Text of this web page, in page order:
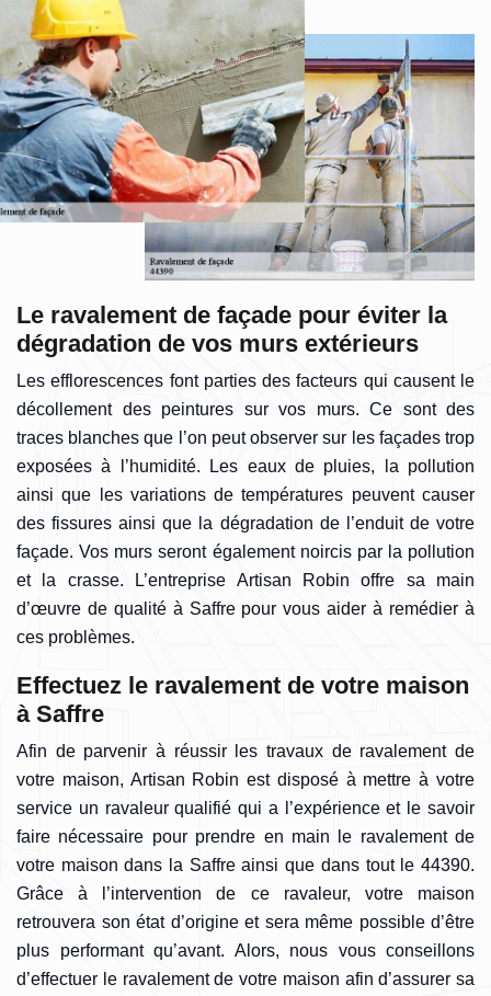
Le ravalement de façade pour éviter la
dégradation de vos murs extérieurs
Les efflorescences font parties des facteurs qui causent le
décollement des peintures sur vos murs. Ce sont des
traces blanches que l’on peut observer sur les façades trop
exposées à l’humidité. Les eaux de pluies, la pollution
ainsi que les variations de températures peuvent causer
des fissures ainsi que la dégradation de l’enduit de votre
façade. Vos murs seront également noircis par la pollution
et la crasse. L’entreprise Artisan Robin offre sa main
d’œuvre de qualité à Saffre pour vous aider à remédier à
ces problèmes.
Effectuez le ravalement de votre maison
à Saffre
Afin de parvenir à réussir les travaux de ravalement de
votre maison, Artisan Robin est disposé à mettre à votre
service un ravaleur qualifié qui a l’expérience et le savoir
faire nécessaire pour prendre en main le ravalement de
votre maison dans la Saffre ainsi que dans tout le 44390.
Grâce à l’intervention de ce ravaleur, votre maison
retrouvera son état d’origine et sera même possible d’être
plus performant qu’avant. Alors, nous vous conseillons
d’effectuer le ravalement de votre maison afin d’assurer sa